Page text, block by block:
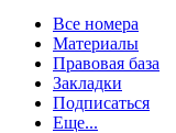
Все номера
Материалы
Правовая база
Закладки
Подписаться
Еще...